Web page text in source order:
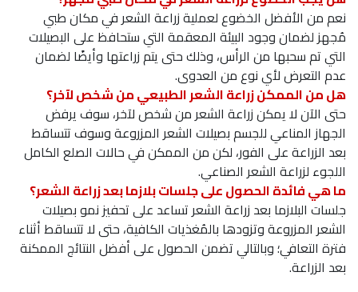
نعم من الأفضل الخضوع لعملية زراعة الشعر في مكان طبي
مُجهز لضمان وجود البيئة المعقمة التي ستحافظ على البصيلات
التي تم سحبها من الرأس، وذلك حتى يتم زراعتها وأيضًا لضمان
عدم التعرض لأي نوع من العدوى.
هل من الممكن زراعة الشعر الطبيعي من شخص لآخر؟
حتى الآن لا يمكن زراعة الشعر من شخص لآخر، سوف يرفض
الجهاز المناعي للجسم بصيلات الشعر المزروعة وسوف تتساقط
بعد الزراعة على الفور، لكن من الممكن في حالات الصلع الكامل
اللجوء لزراعة الشعر الصناعي.
ما هي فائدة الحصول على جلسات بلازما بعد زراعة الشعر؟
جلسات البلازما بعد زراعة الشعر تساعد على تحفيز نمو بصيلات
الشعر المزروعة وتزودها بالمُغذيات الكافية، حتى لا تتساقط أثناء
فترة التعافي؛ وبالتالي تضمن الحصول على أفضل النتائج الممكنة
بعد الزراعة.